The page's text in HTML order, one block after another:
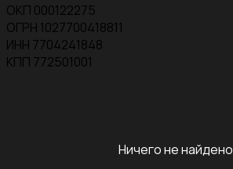
ОКП 000122275
ОГРН 1027700418811
ИНН 7704241848
КПП 772501001
Ничего не найдено